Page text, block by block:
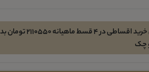
امکان خرید اقساطی در 4 قسط ماهیانه
چک